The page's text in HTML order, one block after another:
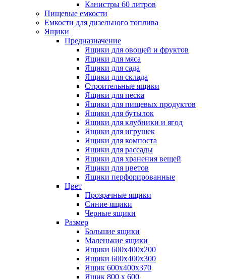
Канистры 60 литров
Пищевые емкости
Емкости для дизельного топлива
Ящики
Предназначение
Ящики для овощей и фруктов
Ящики для мяса
Ящики для сада
Ящики для склада
Строительные ящики
Ящики для песка
Ящики для пищевых продуктов
Ящики для бутылок
Ящики для клубники и ягод
Ящики для игрушек
Ящики для компоста
Ящики для рассады
Ящики для хранения вещей
Ящики для цветов
Ящики перфорированные
Цвет
Прозрачные ящики
Синие ящики
Черные ящики
Размер
Большие ящики
Маленькие ящики
Ящики 600х400х200
Ящики 600х400х300
Ящик 600х400х370
Ящик 800 х 600